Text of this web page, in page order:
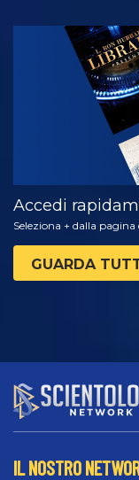
GUARDA
Accedi
Seleziona + dalla
GUARDA
IL NOSTRO